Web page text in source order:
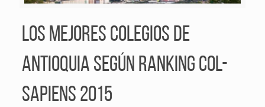
Los mejores colegios de
Antioquia según Ranking Col-
Sapiens 2015